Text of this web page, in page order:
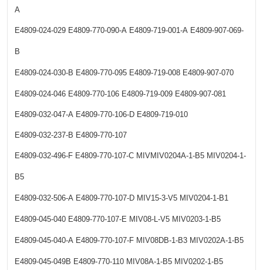
A
E4809-024-029 E4809-770-090-A E4809-719-001-A E4809-907-069-
B
E4809-024-030-B E4809-770-095 E4809-719-008 E4809-907-070
E4809-024-046 E4809-770-106 E4809-719-009 E4809-907-081
E4809-032-047-A E4809-770-106-D E4809-719-010
E4809-032-237-B E4809-770-107
E4809-032-496-F E4809-770-107-C MIVMIV0204A-1-B5 MIV0204-1-
B5
E4809-032-506-A E4809-770-107-D MIV15-3-V5 MIV0204-1-B1
E4809-045-040 E4809-770-107-E MIV08-L-V5 MIV0203-1-B5
E4809-045-040-A E4809-770-107-F MIV08DB-1-B3 MIV0202A-1-B5
E4809-045-049B E4809-770-110 MIV08A-1-B5 MIV0202-1-B5